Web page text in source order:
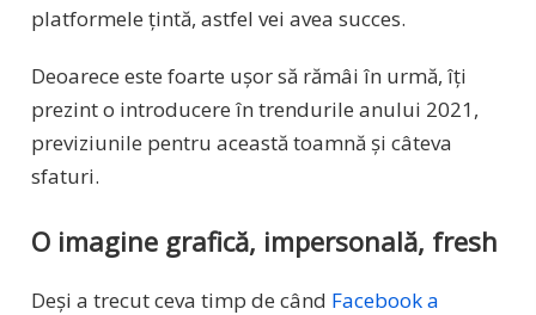
platformele țintă, astfel vei avea succes.
Deoarece este foarte ușor să rămâi în urmă, îți
prezint o introducere în trendurile anului 2021,
previziunile pentru această toamnă și câteva
sfaturi.
O imagine grafică, impersonală, fresh
Deși a trecut ceva timp de când Facebook a